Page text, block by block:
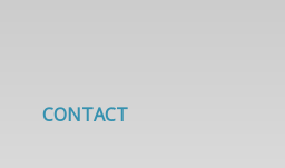
CONTACT